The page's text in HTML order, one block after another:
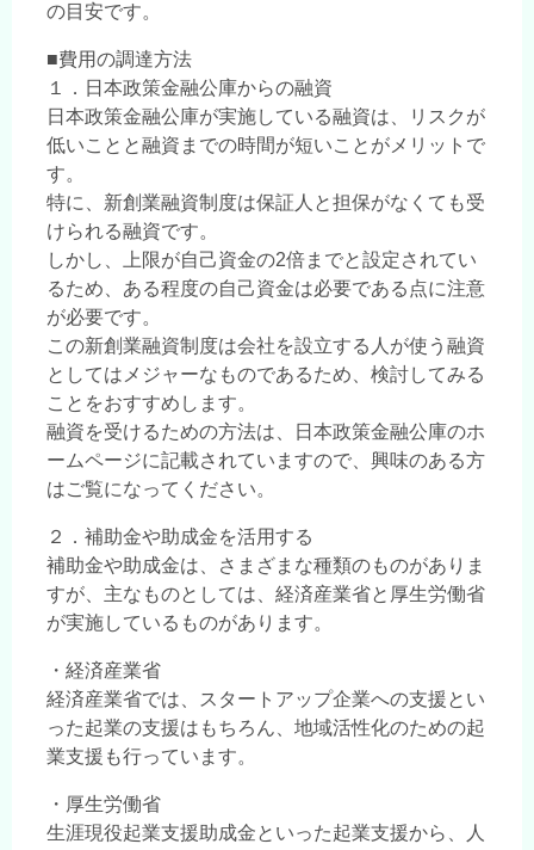
の目安です。
■費用の調達方法
１．日本政策金融公庫からの融資
日本政策金融公庫が実施している融資は、リスクが
低いことと融資までの時間が短いことがメリットで
す。
特に、新創業融資制度は保証人と担保がなくても受
けられる融資です。
しかし、上限が自己資金の2倍までと設定されてい
るため、ある程度の自己資金は必要である点に注意
が必要です。
この新創業融資制度は会社を設立する人が使う融資
としてはメジャーなものであるため、検討してみる
ことをおすすめします。
融資を受けるための方法は、日本政策金融公庫のホ
ームページに記載されていますので、興味のある方
はご覧になってください。
２．補助金や助成金を活用する
補助金や助成金は、さまざまな種類のものがありま
すが、主なものとしては、経済産業省と厚生労働省
が実施しているものがあります。
・経済産業省
経済産業省では、スタートアップ企業への支援とい
った起業の支援はもちろん、地域活性化のための起
業支援も行っています。
・厚生労働省
生涯現役起業支援助成金といった起業支援から、人